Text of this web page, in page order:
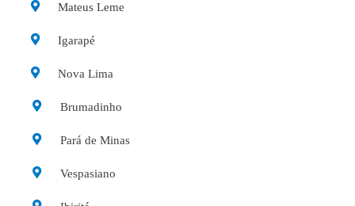
Mateus Leme
Igarapé
Nova Lima
Brumadinho
Pará de Minas
Vespasiano